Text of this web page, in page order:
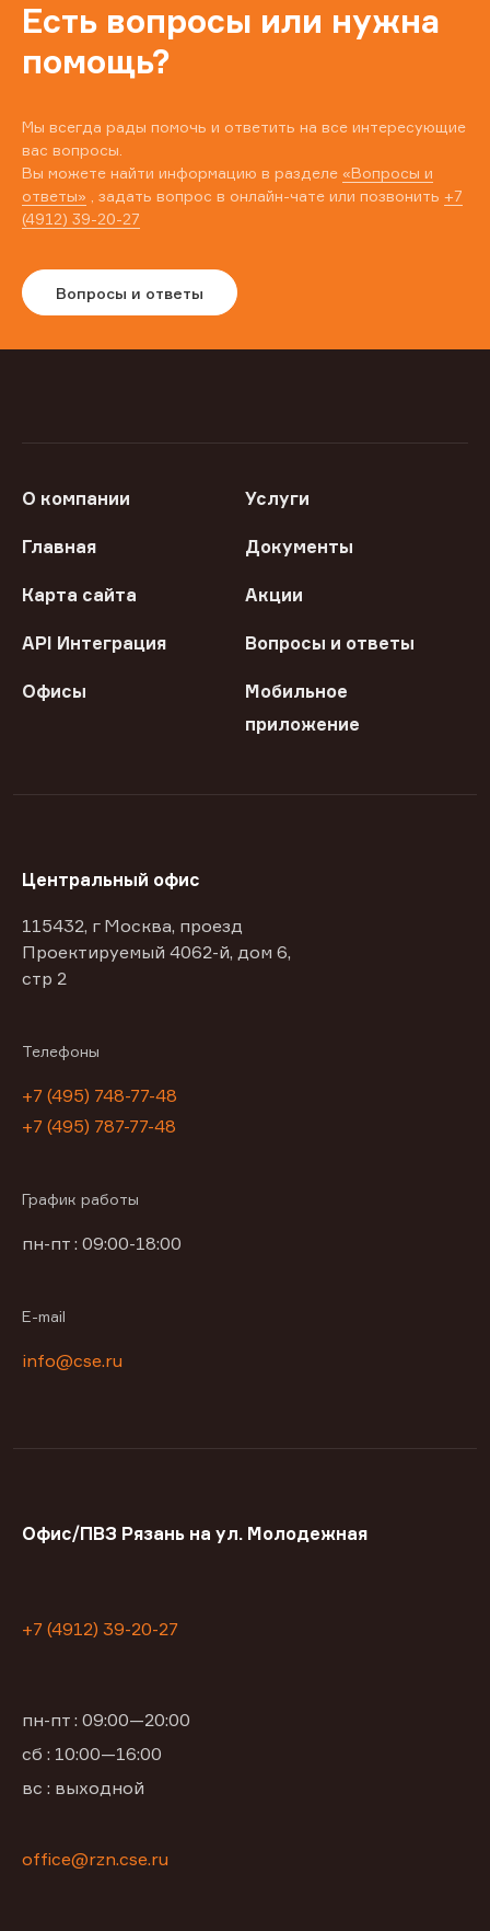
Есть вопросы или нужна
помощь?
Мы всегда рады помочь и ответить на все интересующие
вас вопросы.
Вы можете найти информацию в разделе «Вопросы и
ответы» , задать вопрос в онлайн-чате или позвонить +7
(4912) 39-20-27
Вопросы и ответы
О компании Услуги
Главная Документы
Карта сайта Акции
API Интеграция Вопросы и ответы
Офисы
Мобильное
приложение
Центральный офис
115432, г Москва, проезд
Проектируемый 4062-й, дом 6,
стр 2
Телефоны
+7 (495) 748-77-48
+7 (495) 787-77-48
График работы
пн-пт : 09:00-18:00
E-mail
info@cse.ru
Офис/ПВЗ Рязань на ул. Молодежная
+7 (4912) 39-20-27
пн-пт : 09:00—20:00
сб : 10:00—16:00
вс : выходной
office@rzn.cse.ru